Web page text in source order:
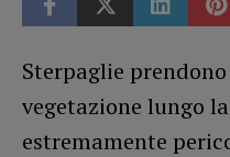
Sterpaglie
vegetazione lungo
estremamente